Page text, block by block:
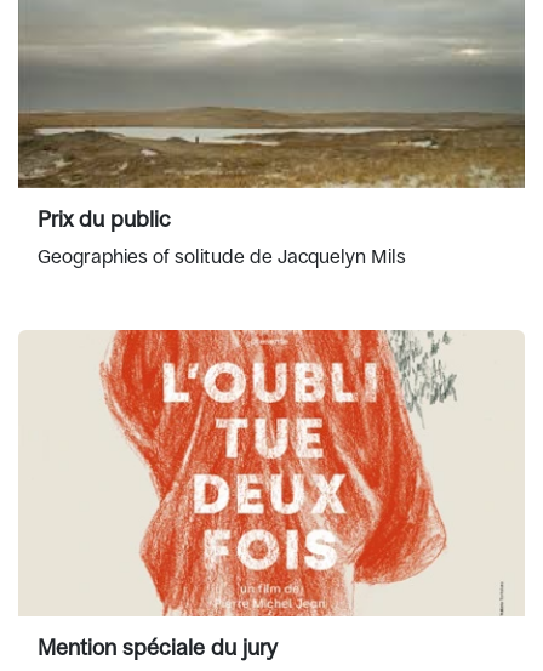
Prix du public
Geographies of solitude de Jacquelyn Mils
Mention spéciale du jury